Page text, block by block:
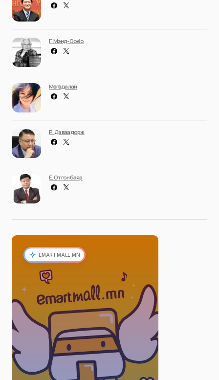
Г. Мэнд-Ооёо
Мөнгөндалай
Р. Даваадорж
Ё. Отгонбаяр
EMARTMALL.MN